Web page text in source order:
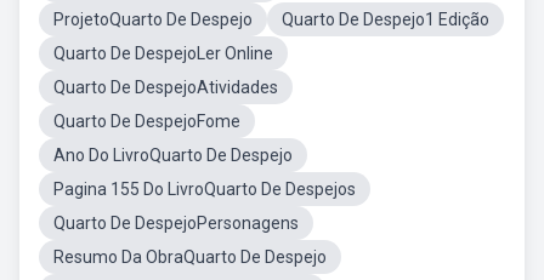
ProjetoQuarto De Despejo
Quarto De Despejo1 Edição
Quarto De DespejoLer Online
Quarto De DespejoAtividades
Quarto De DespejoFome
Ano Do LivroQuarto De Despejo
Pagina 155 Do LivroQuarto De Despejos
Quarto De DespejoPersonagens
Resumo Da ObraQuarto De Despejo